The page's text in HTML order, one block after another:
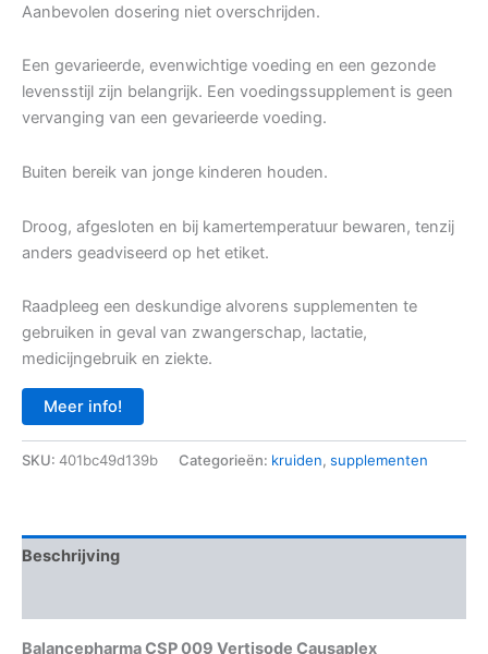
Aanbevolen dosering niet overschrijden.
Een gevarieerde, evenwichtige voeding en een gezonde
levensstijl zijn belangrijk. Een voedingssupplement is geen
vervanging van een gevarieerde voeding.
Buiten bereik van jonge kinderen houden.
Droog, afgesloten en bij kamertemperatuur bewaren, tenzij
anders geadviseerd op het etiket.
Raadpleeg een deskundige alvorens supplementen te
gebruiken in geval van zwangerschap, lactatie,
medicijngebruik en ziekte.
Meer info!
SKU: 401bc49d139b Categorieën: kruiden, supplementen
Beschrijving
Balancepharma CSP 009 Vertisode Causaplex